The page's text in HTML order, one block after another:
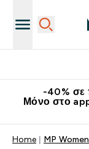
-40% σε
Μόνο στο
Home MP